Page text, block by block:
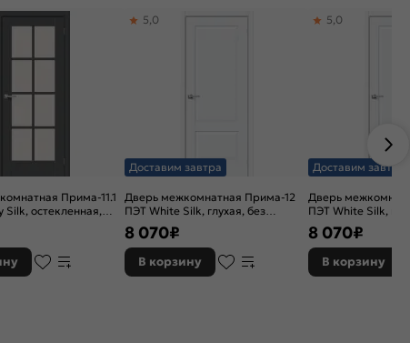
Прима-11.1
Silk, остекленная,
кромки, царговая
Доставим завтра
Дверь межкомнатная Прима-12
ПЭТ White Silk, глухая, без
кромки, царговая
5,0
8 070₽
В корзину
Доставим завтра
Дверь
ПЭТ White Silk,
кромки, царговая
5,0
8 070₽
В корзину